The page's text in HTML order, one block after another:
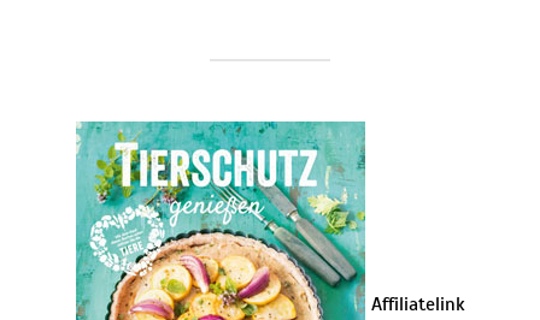
Affiliatelink